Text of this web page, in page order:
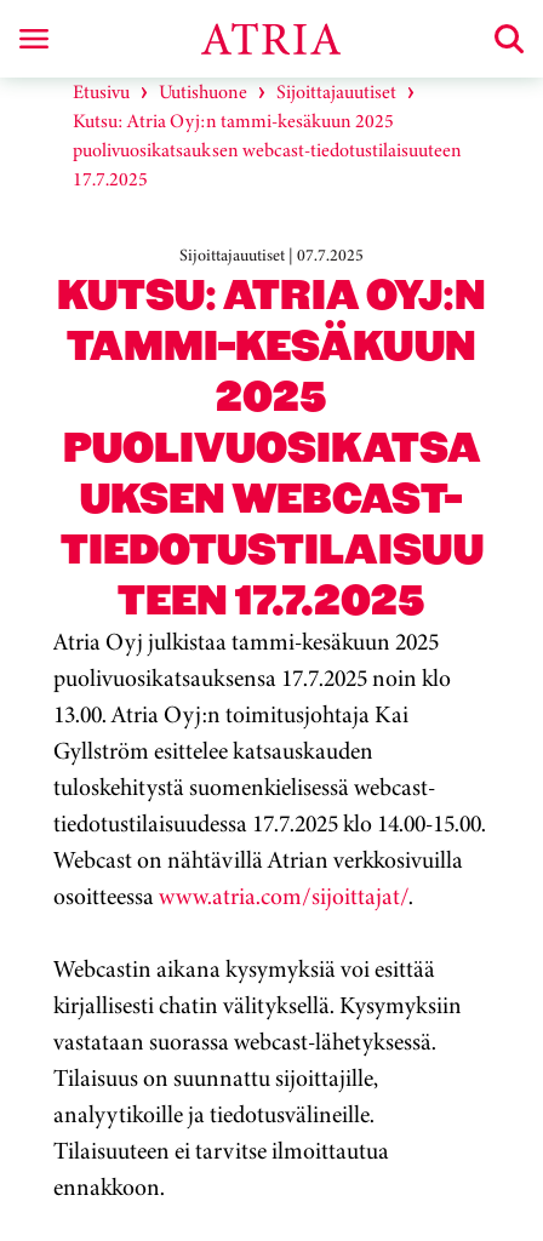
Etusivu Uutishuone
Sijoittajauutiset
Kutsu: Atria Oyj:n tammi-kesäkuun 2025
puolivuosikatsauksen webcast-tiedotustilaisuuteen
17.7.2025
Sijoittajauutiset | 07.7.2025
KUTSU: ATRIA OYJ:N
TAMMI-KESÄKUUN
2025
PUOLIVUOSIKATSA
UKSEN WEBCAST-
TIEDOTUSTILAISUU
TEEN 17.7.2025
Atria Oyj julkistaa tammi-kesäkuun 2025
puolivuosikatsauksensa 17.7.2025 noin klo
13.00. Atria Oyj:n toimitusjohtaja Kai
Gyllström esittelee katsauskauden
tuloskehitystä suomenkielisessä webcast-
tiedotustilaisuudessa 17.7.2025 klo 14.00-15.00.
Webcast on nähtävillä Atrian verkkosivuilla
osoitteessawww.atria.com/sijoittajat/.
Webcastin aikana kysymyksiä voi esittää
kirjallisesti chatin välityksellä. Kysymyksiin
vastataan suorassa webcast-lähetyksessä.
Tilaisuus on suunnattu sijoittajille,
analyytikoille ja tiedotusvälineille.
Tilaisuuteen ei tarvitse ilmoittautua
ennakkoon.